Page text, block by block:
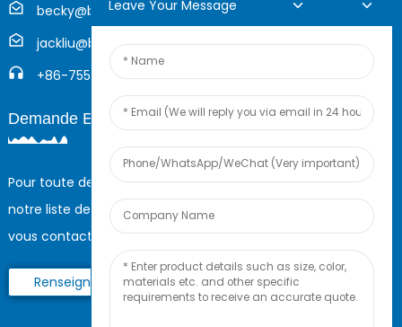
becky@boyingcable.com
jackliu@boyingcable.com
+86-755-21014277
Demande En Ligne
Pour toute demande de renseignements sur nos produits ou
notre liste de prix, veuillez nous laisser votre e-mail et nous
vous contacterons dans les 24 heures.
Renseignez-Vous Maintenant
Leave Your Message